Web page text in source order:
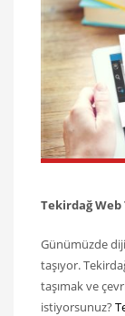
Tekirdağ Web
Günümüzde
taşıyor.
taşımak ve
istiyorsunuz?